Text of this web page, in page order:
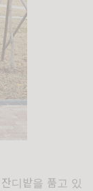
디밭을 품고 있